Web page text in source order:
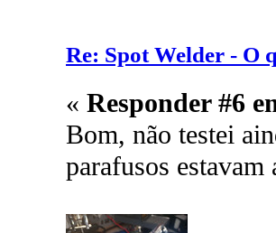
Re: Spot Welder - O
« Responder #6
Bom, não testei
parafusos estavam